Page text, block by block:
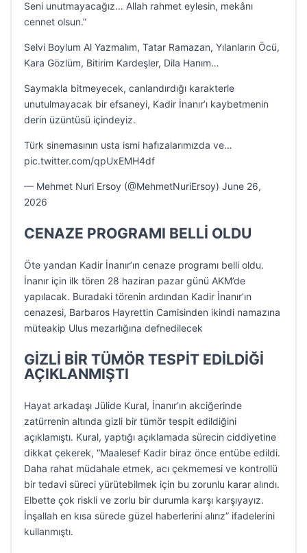
Seni unutmayacağız… Allah rahmet eylesin, mekânı
cennet olsun.”
Selvi Boylum Al Yazmalım, Tatar Ramazan, Yılanların Öcü,
Kara Gözlüm, Bitirim Kardeşler, Dila Hanım…
Saymakla bitmeyecek, canlandırdığı karakterle
unutulmayacak bir efsaneyi, Kadir İnanır’ı kaybetmenin
derin üzüntüsü içindeyiz.
Türk sinemasının usta ismi hafızalarımızda ve…
pic.twitter.com/qpUxEMH4df
— Mehmet Nuri Ersoy (@MehmetNuriErsoy) June 26,
2026
CENAZE PROGRAMI BELLİ OLDU
Öte yandan Kadir İnanır’ın cenaze programı belli oldu.
İnanır için ilk tören 28 haziran pazar günü AKM’de
yapılacak. Buradaki törenin ardından Kadir İnanır’ın
cenazesi, Barbaros Hayrettin Camisinden ikindi namazına
müteakip Ulus mezarlığına defnedilecek
GİZLİ BİR TÜMÖR TESPİT EDİLDİĞİ
AÇIKLANMIŞTI
Hayat arkadaşı Jülide Kural, İnanır’ın akciğerinde
zatürrenin altında gizli bir tümör tespit edildiğini
açıklamıştı. Kural, yaptığı açıklamada sürecin ciddiyetine
dikkat çekerek, “Maalesef Kadir biraz önce entübe edildi.
Daha rahat müdahale etmek, acı çekmemesi ve kontrollü
bir tedavi süreci yürütebilmek için bu zorunlu karar alındı.
Elbette çok riskli ve zorlu bir durumla karşı karşıyayız.
İnşallah en kısa sürede güzel haberlerini alırız” ifadelerini
kullanmıştı.